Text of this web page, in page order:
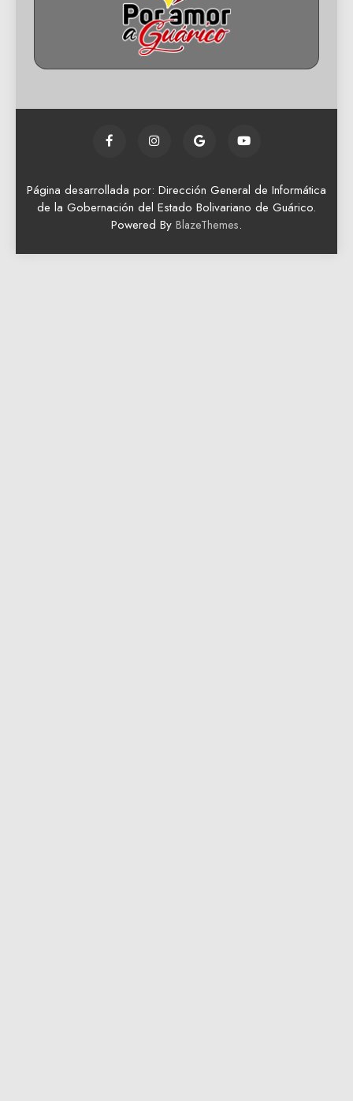
Página desarrollada por: Dirección General de Informática
de la Gobernación del Estado Bolivariano de Guárico.
Powered By BlazeThemes.